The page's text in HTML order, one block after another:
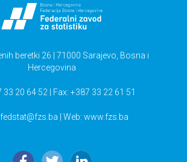
beretki 26 | 71000 Sarajevo, Bosna i
Hercegovina
33 20 64 52 | Fax: +387 33 22 61 51
fedstat@fzs.ba | Web: www.fzs.ba